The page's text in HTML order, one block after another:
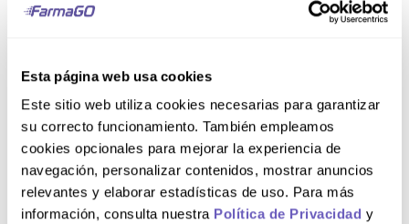
Esta página web usa cookies
Este sitio web utiliza cookies necesarias para garantizar
su correcto funcionamiento. También empleamos
cookies opcionales para mejorar la experiencia de
navegación, personalizar contenidos, mostrar anuncios
relevantes y elaborar estadísticas de uso. Para más
información, consulta nuestra Política de Privacidad y
+ 1.35% + 0.33%
Ungüento
S/25.90
AGREGAR AL CARRITO
+ 1.35% + 0.33%
NO DISPONIBLE